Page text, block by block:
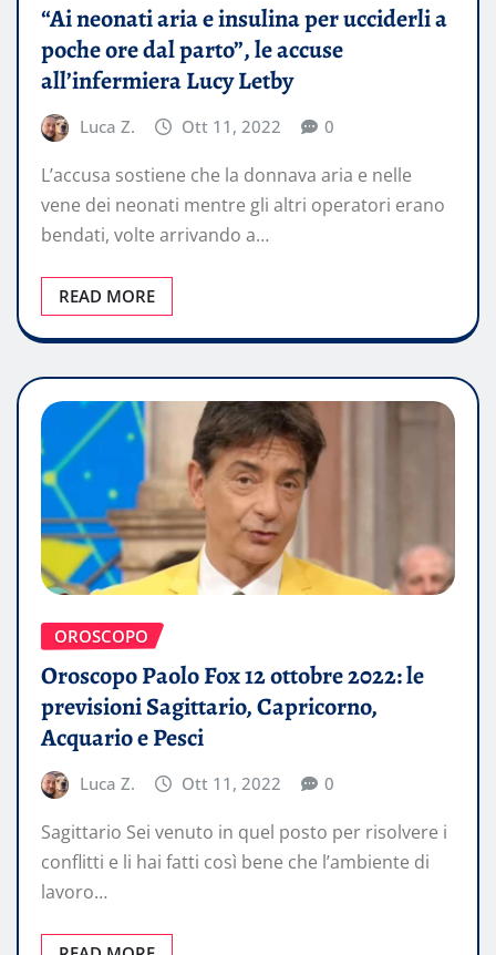
“Ai neonati aria e insulina per ucciderli a
poche ore dal parto”, le accuse
all’infermiera Lucy Letby
Luca Z. Ott 11, 2022 0
L’accusa sostiene che la donnava aria e nelle
vene dei neonati mentre gli altri operatori erano
bendati, volte arrivando a…
READ MORE
OROSCOPO
Oroscopo Paolo Fox 12 ottobre 2022: le
previsioni Sagittario, Capricorno,
Acquario e Pesci
Luca Z. Ott 11, 2022 0
Sagittario Sei venuto in quel posto per risolvere i
conflitti e li hai fatti così bene che l’ambiente di
lavoro…